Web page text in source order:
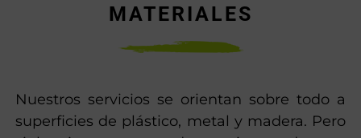
MATERIALES
Nuestros servicios se orientan sobre todo a
superficies de plástico, metal y madera. Pero